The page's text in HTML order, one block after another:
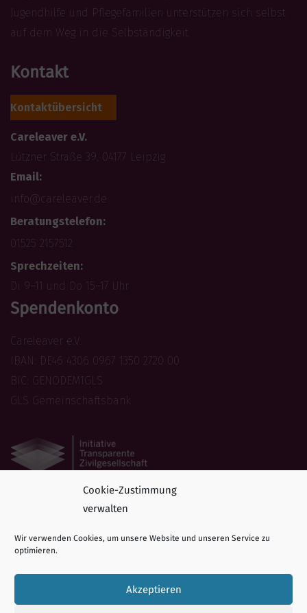
Cookie-Zustimmung
verwalten
Wir verwenden Cookies, um unsere Website und unseren Service zu
optimieren.
Akzeptieren
Jugendhilfe und Pflegefamilien unterstützen sich selbst
auf dem Weg in die Selbständigkeit.
Kontakt
Kontaktübersicht
Careleaver e.V.
Lützner Straße 39, 04177 Leipzig
Email:
info@careleaver.de
Beratungstelefon:
01525 2157512
Sprechzeiten:
Di 9–11 und Do 15–17 Uhr
Spendenkonto
Careleaver e.V.
IBAN: DE46 4306 0967 1350 2720 00
BIC: GENODEM1GLS
GLS Gemeinschaftsbank